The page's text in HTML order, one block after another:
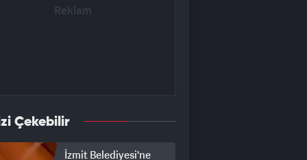
Çekebilir
İzmit Belediyesi'ne